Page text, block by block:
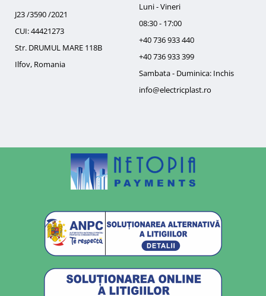
J23 /3590 /2021
CUI: 44421273
Str. DRUMUL MARE 118B
Ilfov, Romania
Luni - Vineri
08:30 - 17:00
+40 736 933 440
+40 736 933 399
Sambata - Duminica: Inchis
info@electricplast.ro